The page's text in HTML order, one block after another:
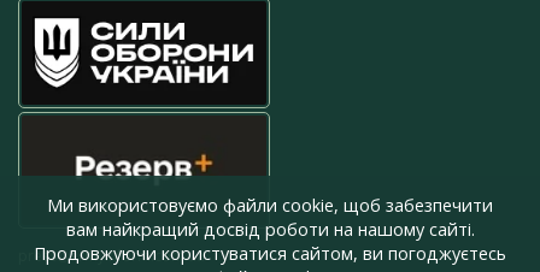
press@armyinform.com.ua
Ми використовуємо файли cookie, щоб забезпечити
вам найкращий досвід роботи на нашому сайті.
Продовжуючи користуватися сайтом, ви погоджуєтесь